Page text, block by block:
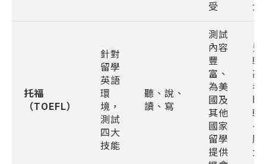
受
大
托福
（TOEFL）
針對
留學
英語
環
境，
測試
四大
技能
聽、說、
讀、寫
測試
內容
豐
富、
為美
國及
其他
國家
留學
提供
費
較
高
考
時
較
長
壓
大